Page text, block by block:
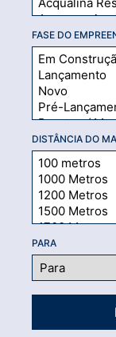
FASE DO
DISTÂNCIA DO
PARA